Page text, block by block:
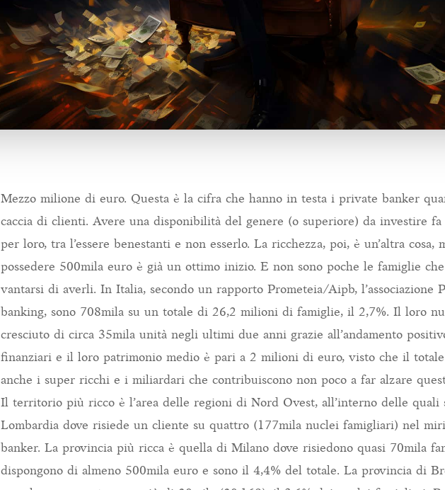
Mezzo milione di euro. Questa è la cifra che hanno in testa i private banker
caccia di clienti. Avere una disponibilità del genere (o superiore) da investire
per loro, tra l’essere benestanti e non esserlo. La ricchezza, poi, è un’altra cosa,
possedere 500mila euro è già un ottimo inizio. E non sono poche le famiglie che
vantarsi di averli. In Italia, secondo un rapporto Prometeia/Aipb, l’associazione
banking, sono 708mila su un totale di 26,2 milioni di famiglie, il 2,7%. Il loro
cresciuto di circa 35mila unità negli ultimi due anni grazie all’andamento
finanziari e il loro patrimonio medio è pari a 2 milioni di euro, visto che il totale
anche i super ricchi e i miliardari che contribuiscono non poco a far alzare
Il territorio più ricco è l’area delle regioni di Nord Ovest, all’interno delle quali
Lombardia dove risiede un cliente su quattro (177mila nuclei famigliari) nel
banker. La provincia più ricca è quella di Milano dove risiedono quasi 70mila
dispongono di almeno 500mila euro e sono il 4,4% del totale. La provincia di